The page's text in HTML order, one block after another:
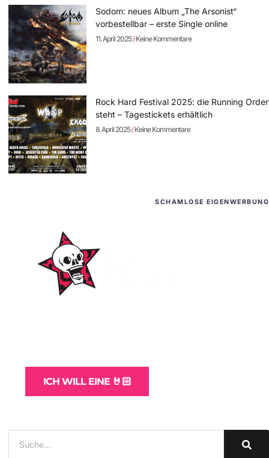
Sodom: neues Album „The Arsonist“
vorbestellbar – erste Single online
11. April 2025 Keine Kommentare
Rock Hard Festival 2025: die Running Order
steht – Tagestickets erhältlich
8. April 2025 Keine Kommentare
SCHAMLOSE EIGENWERBUNG
ICH WILL EINE 🤘🏻